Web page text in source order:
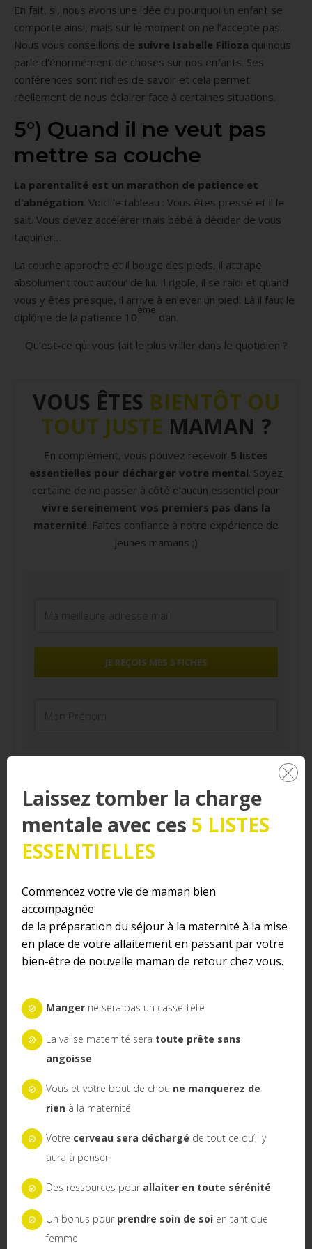
En fait, si, nous avons une idée du pourquoi un enfant se
comporte ainsi, mais sur le moment on ne l’accepte pas.
Nous vous conseillons de suivre Isabelle Filioza qui nous
parle d’énormément de choses sur nos enfants. Ses
conférences sont riches de savoir et cela permet
réellement de nous éclairer face à certaines situations.
5°) Quand il ne veut pas
mettre sa couche
La parentalité est un marathon de patience et
d’abnégation. Voici le tableau : Vous êtes pressé et il le
sait. Vous devez accélérer mais bébé à décider de vous
taquiner…
La couche approche et il bouge des pieds, il attrape
absolument tout autour de lui. Il rigole, il se raidi et quand
vous y êtes presque, il arrive à enlever un pied. Là il faut le
diplôme de la patience 10
ème
dan.
Qu’est-ce qui vous fait le plus vriller dans le quotidien ?
VOUS ÊTES BIENTÔT OU
TOUT JUSTE MAMAN ?
En complément, vous pouvez recevoir 5 listes
essentielles pour décharger votre mental. Soyez
certaine de ne passer à côté d'aucun essentiel pour
vivre sereinement vos premiers pas dans la
maternité. Faites confiance à notre expérience de
jeunes mamans ;)
JE REÇOIS MES 5 FICHES
Similaire
Victoire ! après 3 ans 1/2,
je fais enfin mes nuits !
26 mai 2021
Dans "Devenir parent"
Faire garder son bébé par
11 août 2019
Dans "Devenir parent"
Sommeil de bébé : mon
défi de parent
1 avril 2021
Dans "Burn-out maternel
et dépression post-
partum"
Partager :
0
Partages
ParJeanne 0 commentaire
Laissez tomber la charge
mentale avec ces 5 LISTES
ESSENTIELLES
Commencez votre vie de maman bien
accompagnée
de la préparation du séjour à la maternité à la mise
en place de votre allaitement en passant par votre
bien-être de nouvelle maman de retour chez vous.
Manger ne sera pas un casse-tête
La valise maternité sera toute prête sans
angoisse
Vous et votre bout de chou ne manquerez de
rien à la maternité
Votre cerveau sera déchargé de tout ce qu’il y
aura à penser
Des ressources pour allaiter en toute sérénité
Un bonus pour prendre soin de soi en tant que
femme